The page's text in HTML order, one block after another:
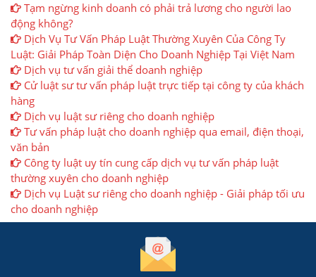
Tạm ngừng kinh doanh có phải trả lương cho người lao
động không?
Dịch Vụ Tư Vấn Pháp Luật Thường Xuyên Của Công Ty
Luật: Giải Pháp Toàn Diện Cho Doanh Nghiệp Tại Việt Nam
Dịch vụ tư vấn giải thể doanh nghiệp
Cử luật sư tư vấn pháp luật trực tiếp tại công ty của khách
hàng
Dịch vụ luật sư riêng cho doanh nghiệp
Tư vấn pháp luật cho doanh nghiệp qua email, điện thoại,
văn bản
Công ty luật uy tín cung cấp dịch vụ tư vấn pháp luật
thường xuyên cho doanh nghiệp
Dịch vụ Luật sư riêng cho doanh nghiệp - Giải pháp tối ưu
cho doanh nghiệp